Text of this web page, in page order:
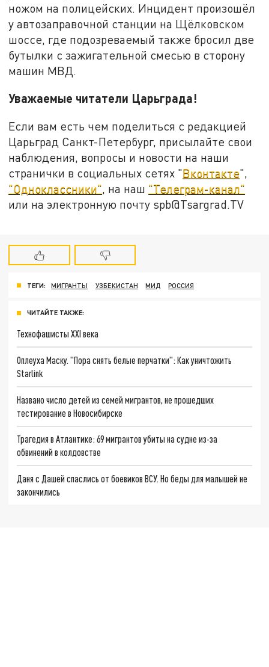
ножом на полицейских. Инцидент произошёл
у автозаправочной станции на Щёлковском
шоссе, где подозреваемый также бросил две
бутылки с зажигательной смесью в сторону
машин МВД.
Уважаемые читатели Царьграда!
Если вам есть чем поделиться с редакцией
Царьград Санкт-Петербург, присылайте свои
наблюдения, вопросы и новости на наши
странички в социальных сетях "Вконтакте",
"Одноклассники", на наш "Телеграм-канал"
или на электронную почту spb@Tsargrad.TV
ТЕГИ: МИГРАНТЫ УЗБЕКИСТАН МИД РОССИЯ
ЧИТАЙТЕ ТАКЖЕ:
Технофашисты XXI века
Оплеуха Маску. "Пора снять белые перчатки": Как уничтожить
Starlink
Названо число детей из семей мигрантов, не прошедших
тестирование в Новосибирске
Трагедия в Атлантике: 69 мигрантов убиты на судне из-за
обвинений в колдовстве
Даня с Дашей спаслись от боевиков ВСУ. Но беды для малышей не
закончились